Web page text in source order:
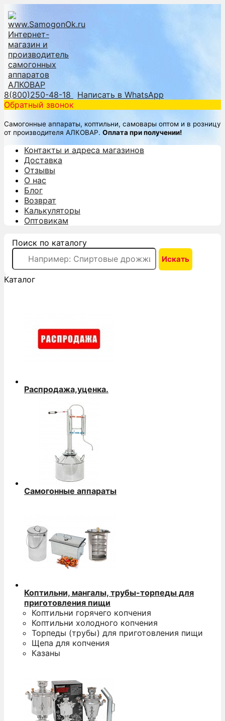
8(800)250-48-18
Написать в WhatsApp
Обратный звонок
Самогонные аппараты, коптильни, самовары оптом и в розницу
от производителя АЛКОВАР. Оплата при получении!
Контакты и адреса магазинов
Доставка
Отзывы
О нас
Блог
Возврат
Калькуляторы
Оптовикам
Поиск по каталогу
Каталог
Распродажа,уценка.
Самогонные аппараты
Коптильни, мангалы, трубы-торпеды для
приготовления пищи
Коптильни горячего копчения
Коптильни холодного копчения
Торпеды (трубы) для приготовления пищи
Щепа для копчения
Казаны